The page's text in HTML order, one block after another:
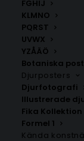
FGHIJ
KLMNO
PQRST
UVWX
YZÅÄÖ
Botaniska
Djurposters
Djurfotografi
Illustrerade
Fika Kollektion
Formel 1
Kända
Växjö
Fr.129.00